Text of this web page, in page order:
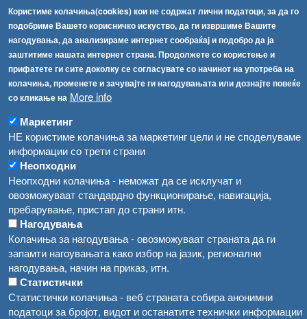
Користиме колачиња(cookies) кои не содржат лични податоци, за да го
подобриме Вашето корисничко искуство, да ги извршиме Вашите
нагодувања, да анализираме интернет сообраќај и подобро да ја
заштитиме нашата интернет страна. Продолжете со користење и
прифатете ги сите доколку се согласувате со начинот на употреба на
колачиња, променете и зачувајте ги нагодувањата или дознајте повеќе
со кликање на More info
Маркетинг
НЕ користиме колачиња за маркетинг цели и не споделуваме
информации со трети страни
Неопходни
Неопходни колачиња - неможат да се исклучат и
овозможуваат стандардно функционирање, навигација,
пребарување, пристап до страни итн.
Нагодувања
Колачиња за нагодувања - овозможуваат страната да ги
запамти нагоувањата како избор на јазик, регионални
нагодувања, начин на приказ, итн.
Статистички
Статистички колачиња - веб страната собира анонимни
податоци за бројот, видот и останатите технички информации
[АХВ-претходна страна]
Соопштенија
Високите температури ризик од труење со храна, опасни се и за животните
Водата во Гостивар може да се користи како техничка, продолжува испораката на флаширана вода
Во Гостивар спроведени 70 вонредни контроли
Забраната за водата во Гостивар останува на сила, операторите да користат само технички безбедна вода
Забранета за пиење водата од гостиварскиот водовод
Навигација
Архива
Регистри
Обрасци
Огласи